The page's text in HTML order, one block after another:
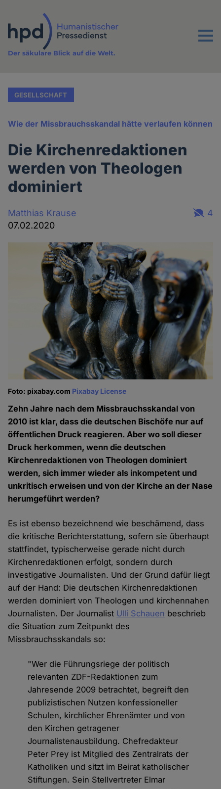
Inhalt
Menu
Der säkulare Blick auf die Welt.
GESELLSCHAFT
Wie der Missbrauchsskandal hätte verlaufen können
Die Kirchenredaktionen
werden von Theologen
dominiert
Matthias Krause
07.02.2020
4
Foto: pixabay.com Pixabay License
Zehn Jahre nach dem Missbrauchsskandal von
2010 ist klar, dass die deutschen Bischöfe nur auf
öffentlichen Druck reagieren. Aber wo soll dieser
Druck herkommen, wenn die deutschen
Kirchenredaktionen von Theologen dominiert
werden, sich immer wieder als inkompetent und
unkritisch erweisen und von der Kirche an der Nase
herumgeführt werden?
Es ist ebenso bezeichnend wie beschämend, dass
die kritische Berichterstattung, sofern sie überhaupt
stattfindet, typischerweise gerade nicht durch
Kirchenredaktionen erfolgt, sondern durch
investigative Journalisten. Und der Grund dafür liegt
auf der Hand: Die deutschen Kirchenredaktionen
werden dominiert von Theologen und kirchennahen
Journalisten. Der Journalist Ulli Schauen beschrieb
die Situation zum Zeitpunkt des
Missbrauchsskandals so:
"Wer die Führungsriege der politisch
relevanten ZDF-Redaktionen zum
Jahresende 2009 betrachtet, begreift den
publizistischen Nutzen konfessioneller
Schulen, kirchlicher Ehrenämter und von
den Kirchen getragener
Journalistenausbildung. Chefredakteur
Peter Prey ist Mitglied des Zentralrats der
Katholiken und sitzt im Beirat katholischer
Stiftungen. Sein Stellvertreter Elmar